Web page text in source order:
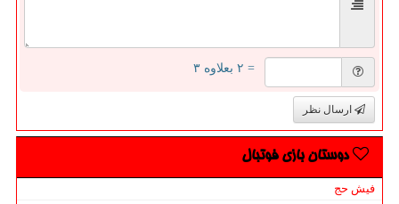
= ۲ بعلاوه ۳
ارسال نظر
دوستان بازی فوتبال
فیش حج